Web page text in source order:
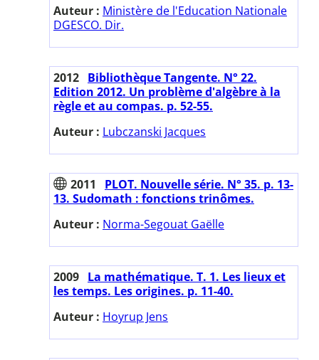
Auteur : Ministère de l'Education Nationale
DGESCO. Dir.
2012 Bibliothèque Tangente. N° 22.
Edition 2012. Un problème d'algèbre à la
règle et au compas. p. 52-55.
Auteur : Lubczanski Jacques
2011
PLOT. Nouvelle série. N° 35. p. 13-
13. Sudomath : fonctions trinômes.
Auteur : Norma-Segouat Gaëlle
2009 La mathématique. T. 1. Les lieux et
les temps. Les origines. p. 11-40.
Auteur : Hoyrup Jens